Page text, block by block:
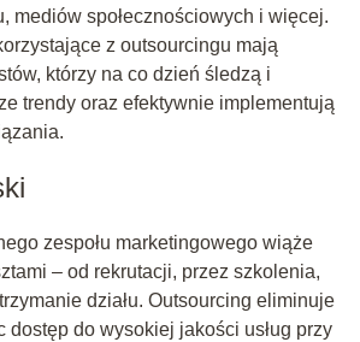
mediów społecznościowych i więcej.
z outsourcingu mają
którzy na co dzień śledzą i
trendy oraz efektywnie implementują
zespołu marketingowego wiąże
– od rekrutacji, przez szkolenia,
działu. Outsourcing eliminuje
dostęp do wysokiej jakości usług przy